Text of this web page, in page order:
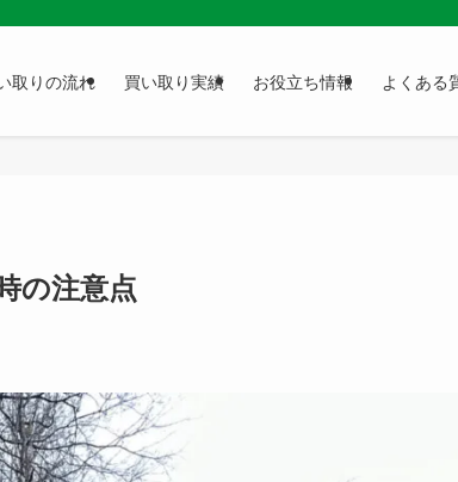
取りの流れ 買い取り実績 お役立ち情報 よくある
の注意点